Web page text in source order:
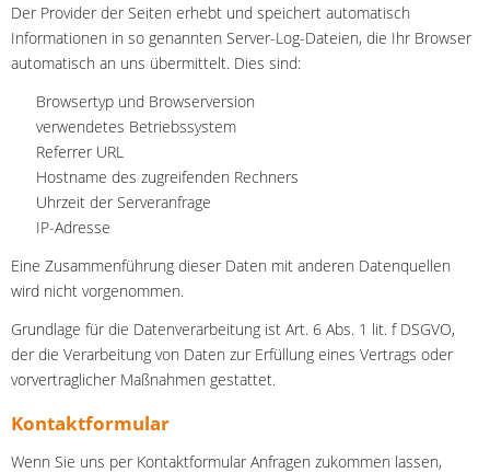
Der Provider der Seiten erhebt und speichert automatisch
Informationen in so genannten Server-Log-Dateien, die Ihr Browser
automatisch an uns übermittelt. Dies sind:
Browsertyp und Browserversion
verwendetes Betriebssystem
Referrer URL
Hostname des zugreifenden Rechners
Uhrzeit der Serveranfrage
IP-Adresse
Eine Zusammenführung dieser Daten mit anderen Datenquellen
wird nicht vorgenommen.
Grundlage für die Datenverarbeitung ist Art. 6 Abs. 1 lit. f DSGVO,
der die Verarbeitung von Daten zur Erfüllung eines Vertrags oder
vorvertraglicher Maßnahmen gestattet.
Kontaktformular
Wenn Sie uns per Kontaktformular Anfragen zukommen lassen,